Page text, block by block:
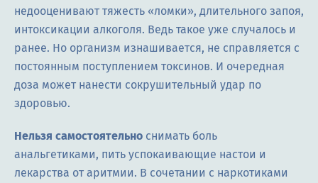
недооценивают тяжесть «ломки», длительного запоя,
интоксикации алкоголя. Ведь такое уже случалось и
ранее. Но организм изнашивается, не справляется с
постоянным поступлением токсинов. И очередная
доза может нанести сокрушительный удар по
здоровью.
Нельзя самостоятельно снимать боль
анальгетиками, пить успокаивающие настои и
лекарства от аритмии. В сочетании с наркотиками